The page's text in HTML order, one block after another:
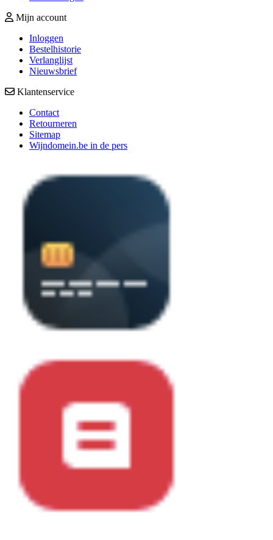
Mijn account
Inloggen
Bestelhistorie
Verlanglijst
Nieuwsbrief
Klantenservice
Contact
Retourneren
Sitemap
Wijndomein.be in de pers